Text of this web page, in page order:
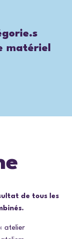
matériel
de tous les
atelier